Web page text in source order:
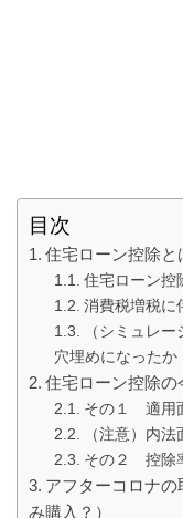
目次
住宅ローン控除と
住宅ローン控
消費税増税に
（シミュレ
穴埋めになったか
住宅ローン控除の
その１ 適用
（注意）内
その２ 控除
アフターコロナ
み購入？）